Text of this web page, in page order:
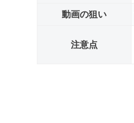
動画の狙い
注意点